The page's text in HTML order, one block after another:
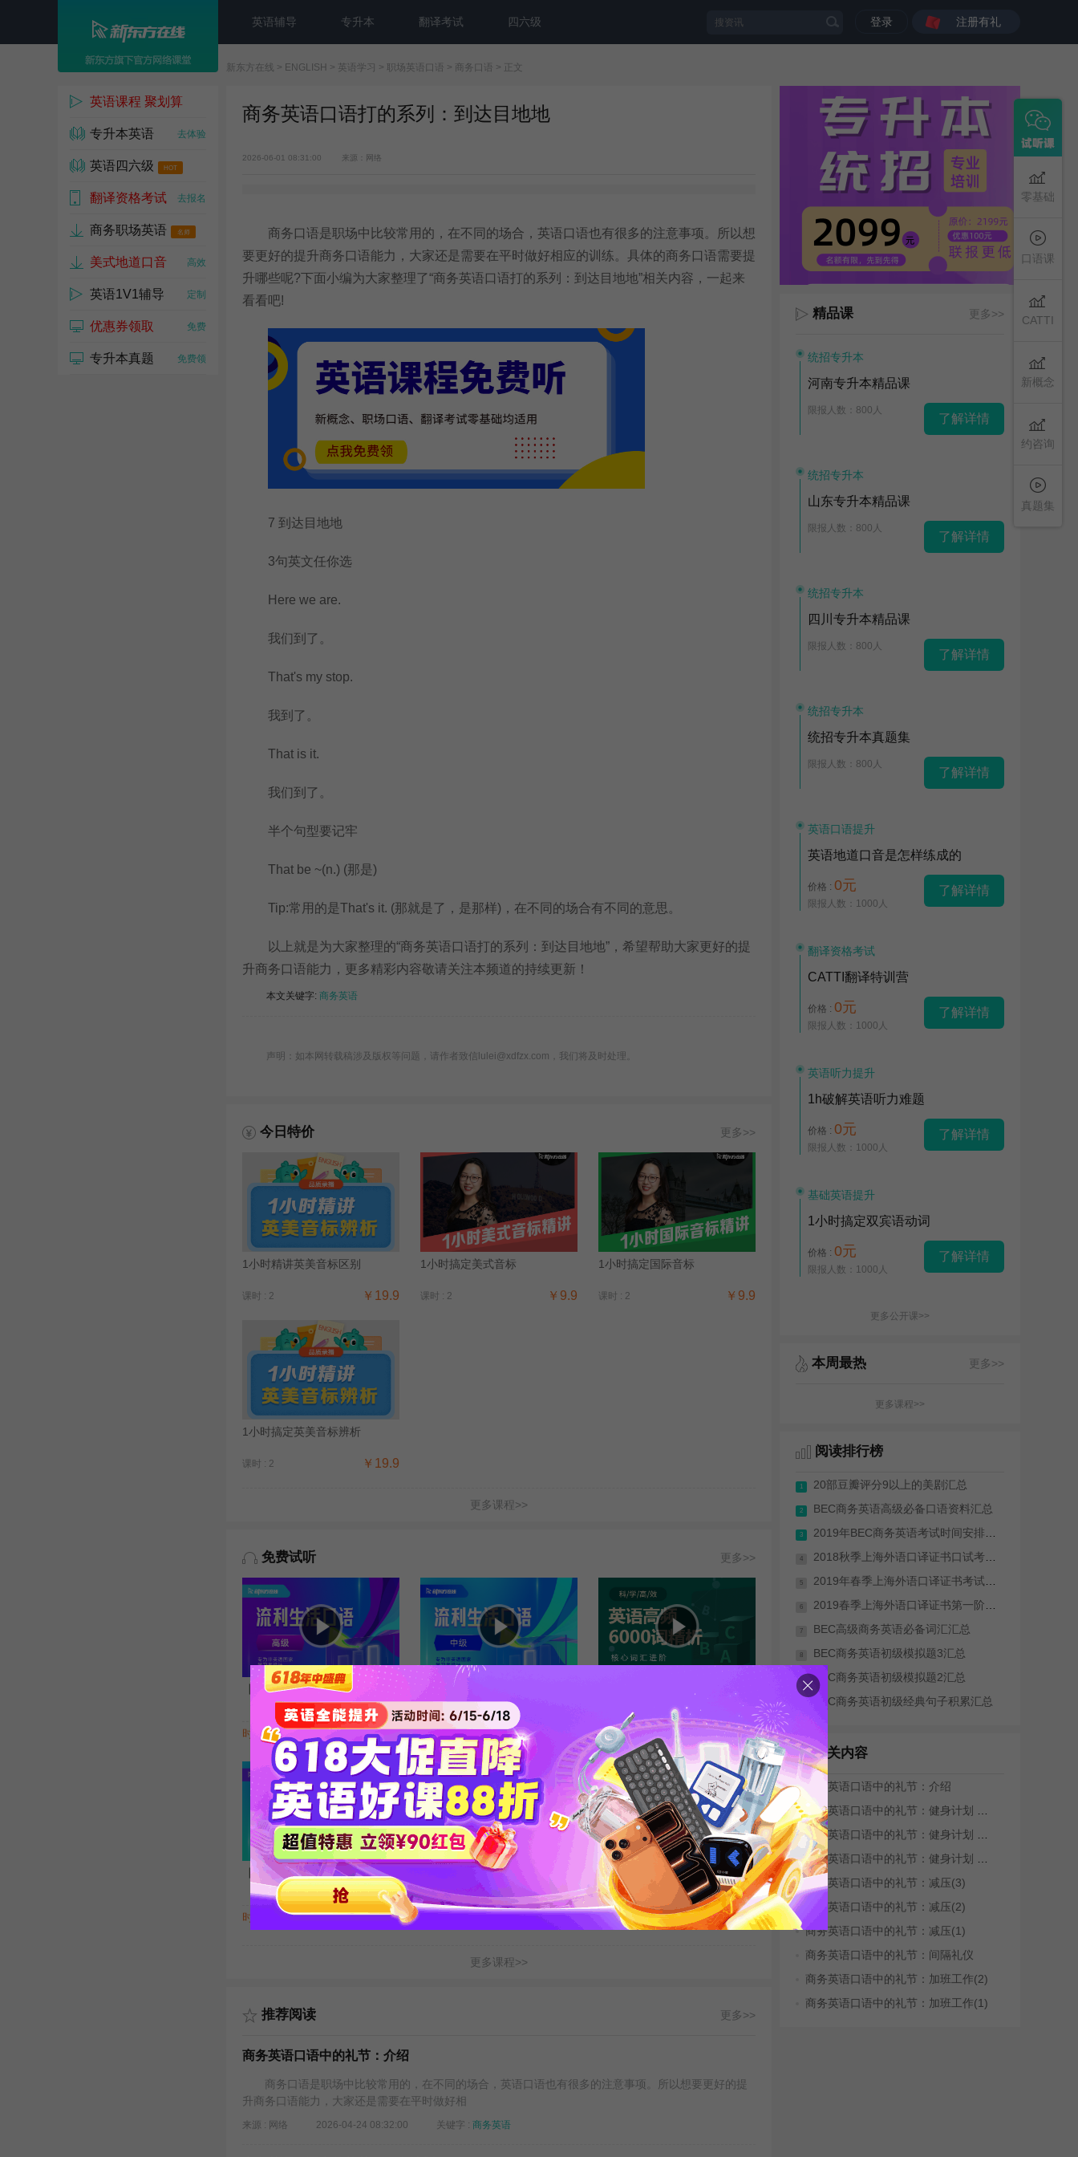
英语辅导 专升本 翻译考试 四六级 登录 注册有礼
新东方在线 > ENGLISH > 英语学习 > 职场英语口语 > 商务口语 > 正文
英语课程 聚划算
1w人已参与
专升本英语 去体验
英语四六级 HOT
去试听
翻译资格考试 去报名
商务职场英语 名师
美式地道口音 高效
英语1V1辅导 定制
优惠券领取 免费
专升本真题 免费领
商务英语口语打的系列：到达目地地
2026-06-01 08:31:00 来源：网络
商务口语是职场中比较常用的，在不同的场合，英语口语也有很多的注意事项。所以想
要更好的提升商务口语能力，大家还是需要在平时做好相应的训练。具体的商务口语需要提
升哪些呢?下面小编为大家整理了“商务英语口语打的系列：到达目地地”相关内容，一起来
看看吧!
7 到达目地地
3句英文任你选
Here we are.
我们到了。
That's my stop.
我到了。
That is it.
我们到了。
半个句型要记牢
That be ~(n.) (那是)
Tip:常用的是That's it. (那就是了，是那样)，在不同的场合有不同的意思。
以上就是为大家整理的“商务英语口语打的系列：到达目地地”，希望帮助大家更好的提
升商务口语能力，更多精彩内容敬请关注本频道的持续更新！
本文关键字: 商务英语
声明：如本网转载稿涉及版权等问题，请作者致信lulei@xdfzx.com，我们将及时处理。
今日特价 更多>>
1小时精讲英美音标区别
课时 : 2 ￥19.9
1小时搞定美式音标
课时 : 2 ￥9.9
1小时搞定国际音标
课时 : 2 ￥9.9
1小时搞定英美音标辨析
课时 : 2 ￥19.9
更多课程>>
免费试听 更多>>
【高级】生活口语流利说（25...
时长 : 5:22 主讲 : 金格妃
【中级】生活口语流利说（25...
时长 : 27:51 主讲 : 金格妃 时长 : 17:20 主讲 : 郭宁
【初级】生活口语流利说（25...
时长 : 3:54 主讲 : 金格妃
【零基础适用】流利职场英语...
时长 : 26:58 主讲 : 乔迪
【低起点进阶】流利职场英语...
时长 : 26:58 主讲 : 乔迪
更多课程>>
推荐阅读 更多>>
商务英语口语中的礼节：介绍
商务口语是职场中比较常用的，在不同的场合，英语口语也有很多的注意事项。所以想要更好的提
升商务口语能力，大家还是需要在平时做好相
来源 : 网络 2026-04-24 08:32:00 关键字 : 商务英语
零基础
口语课
CATTI
新概念
约咨询
真题集
精品课 更多>>
统招专升本
河南专升本精品课
限报人数：800人
了解详情
统招专升本
山东专升本精品课
限报人数：800人
了解详情
统招专升本
四川专升本精品课
限报人数：800人
了解详情
统招专升本
统招专升本真题集
限报人数：800人
了解详情
英语口语提升
英语地道口音是怎样练成的
价格 : 0元
限报人数：1000人
了解详情
翻译资格考试
CATTI翻译特训营
价格 : 0元
限报人数：1000人
了解详情
英语听力提升
1h破解英语听力难题
价格 : 0元
限报人数：1000人
了解详情
基础英语提升
1小时搞定双宾语动词
价格 : 0元
限报人数：1000人
了解详情
更多公开课>>
本周最热 更多>>
更多课程>>
阅读排行榜
1
2
3
4
5
6
7
8
9
20部豆瓣评分9以上的美剧汇总
BEC商务英语高级必备口语资料汇总
BEC高级商务英语必备词汇汇总
BEC商务英语初级模拟题3汇总
BEC商务英语初级模拟题2汇总
BEC商务英语初级经典句子积累汇总
相关内容
商务英语口语中的礼节：介绍
商务英语口语中的礼节：减压(3)
商务英语口语中的礼节：减压(2)
商务英语口语中的礼节：减压(1)
商务英语口语中的礼节：间隔礼仪
商务英语口语中的礼节：加班工作(2)
商务英语口语中的礼节：加班工作(1)